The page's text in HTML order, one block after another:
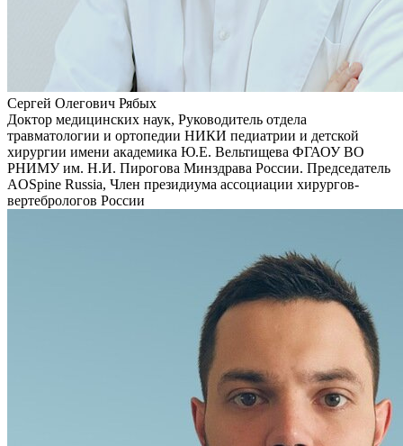
Сергей Олегович Рябых
Доктор медицинских наук, Руководитель отдела
травматологии и ортопедии НИКИ педиатрии и детской
хирургии имени академика Ю.Е. Вельтищева ФГАОУ ВО
РНИМУ им. Н.И. Пирогова Минздрава России. Председатель
AOSpine Russia, Член президиума ассоциации хирургов-
вертебрологов России